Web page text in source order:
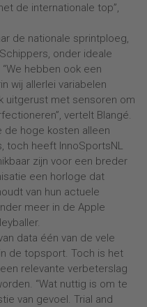
de internationale top”,
de nationale sprintploeg,
onder ideale
hebben ook een
wij allerlei variabelen
uitgerust met sensoren om
vertelt Blangé.
de hoge kosten alleen
toch heeft InnoSportsNL
zijn voor een breder
een horloge dat
van hun actuele
meer in de Apple
data één van de vele
de topsport. Toch is het
relevante verbeterslag
“Wat nuttig is om te
van gevoel. Trial and